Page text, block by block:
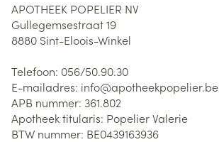
APOTHEEK POPELIER NV
Gullegemsestraat 19
8880 Sint-Eloois-Winkel
Telefoon: 056/50.90.30
E-mailadres: info@apotheekpopelier.be
APB nummer: 361.802
Apotheek titularis: Popelier Valerie
BTW nummer: BE0439163936